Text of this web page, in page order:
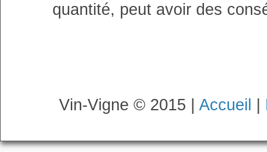
quantité, peut avoir des
Vin-Vigne © 2015 | Accueil